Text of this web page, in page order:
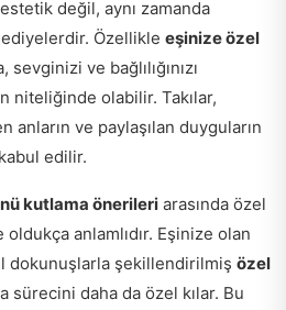
değil, aynı zamanda
Özellikle eşinize özel
sevginizi ve bağlılığınızı
niteliğinde olabilir. Takılar,
ve paylaşılan duyguların
edilir.
kutlama önerileri arasında özel
oldukça anlamlıdır. Eşinize olan
dokunuşlarla şekillendirilmiş özel
sürecini daha da özel kılar. Bu